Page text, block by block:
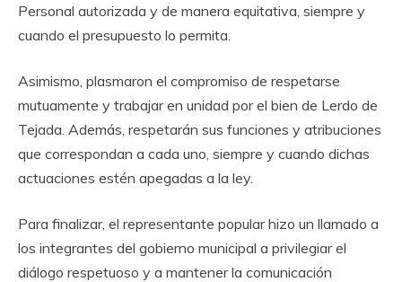
Personal autorizada y de manera equitativa, siempre y
cuando el presupuesto lo permita.
Asimismo, plasmaron el compromiso de respetarse
mutuamente y trabajar en unidad por el bien de Lerdo de
Tejada. Además, respetarán sus funciones y atribuciones
que correspondan a cada uno, siempre y cuando dichas
actuaciones estén apegadas a la ley.
Para finalizar, el representante popular hizo un llamado a
los integrantes del gobierno municipal a privilegiar el
diálogo respetuoso y a mantener la comunicación